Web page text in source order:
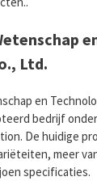
Ltd.
en
bedrijf
De huidige
meer
specificaties.